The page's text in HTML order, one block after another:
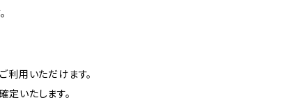
利用いただけます。
いたします。